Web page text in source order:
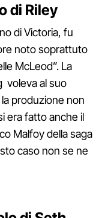
di Riley
di Victoria, fu
noto soprattuto
McLeod”. La
voleva al suo
la produzione non
era fatto anche il
Malfoy della saga
caso non se ne